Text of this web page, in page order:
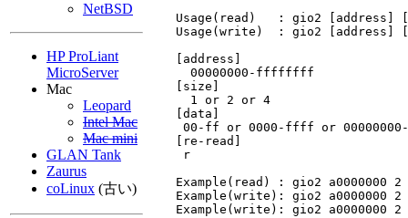
NetBSD
HP ProLiant
MicroServer
Mac
Leopard
Intel Mac
Mac mini
GLAN Tank
Zaurus
coLinux (古い)
Usage(read)   : gio2 [address]
Usage(write)  : gio2
[address]
  00000000-ffffffff
[size]
  1 or 2 or 4
[data]
00-ff or 0000-ffff or
[re-read]
r
Example(read) : gio2 a0000000 2
Example(write): gio2 a0000000
Example(write): gio2 a0000000